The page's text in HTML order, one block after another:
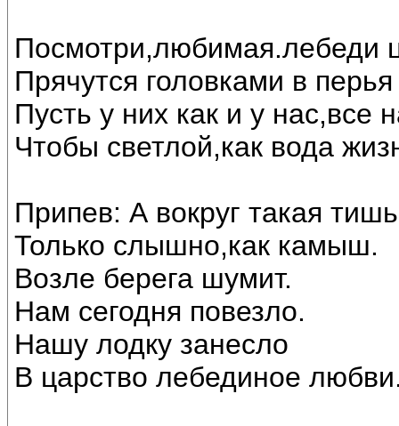
Посмотри,любимая.лебеди
Прячутся головками в
Пусть у них как и у нас,все
Чтобы светлой,как вода
Припев: А вокруг такая
Только слышно,как камыш.
Возле берега шумит.
Нам сегодня повезло.
Нашу лодку занесло
В царство лебединое